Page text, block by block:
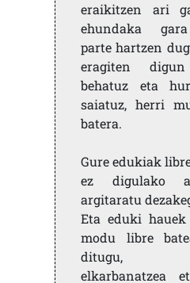
eraikitzen ari
ehundaka
parte hartzen
eragiten
behatuz eta
saiatuz, herri
batera.
Gure edukiak
ez digulako
argitaratu
Eta eduki
modu libre
ditugu,
elkarbanatzea